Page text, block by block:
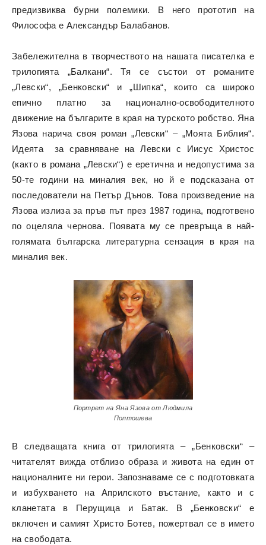
предизвиква бурни полемики. В него прототип на
Философа е Александър Балабанов.
Забележителна в творчеството на нашата писателка е
трилогията „Балкани“. Тя се състои от романите
„Левски“, „Бенковски“ и „Шипка“, които са широко
епично платно за национално-освободителното
движение на българите в края на турското робство. Яна
Язова нарича своя роман „Левски“ – „Моята Библия“.
Идеята за сравняване на Левски с Иисус Христос
(както в романа „Левски“) е еретична и недопустима за
50-те години на миналия век, но й е подсказана от
последователи на Петър Дънов. Това произведение на
Язова излиза за пръв път през 1987 година, подготвено
по оцеляла чернова. Появата му се превръща в най-
голямата българска литературна сензация в края на
миналия век.
Портрет на Яна Язова от Людмила
Поптошева
В следващата книга от трилогията – „Бенковски“ –
читателят вижда отблизо образа и живота на един от
националните ни герои. Запознаваме се с подготовката
и избухването на Априлското въстание, както и с
кланетата в Перущица и Батак. В „Бенковски“ е
включен и самият Христо Ботев, пожертвал се в името
на свободата.